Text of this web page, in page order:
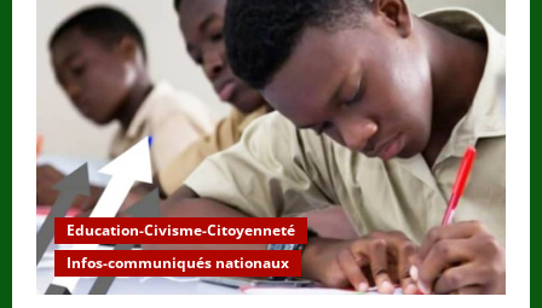
Municipales
2025
:
le
rendez-
vous
électoral
est
fixé
au
10
juillet,
avec
un
appui
financier
inédit
Education-Civisme-Citoyenneté
Infos-communiqués nationaux